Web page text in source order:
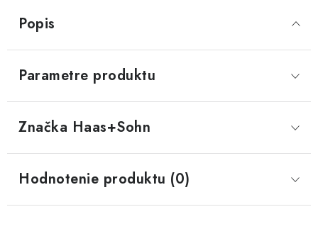
Popis
Parametre produktu
Značka Haas+Sohn
Hodnotenie produktu (0)